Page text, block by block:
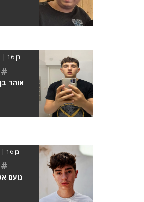
בן 16 | 1.85
#
אוהד
בן 16 | 173
#
נועם